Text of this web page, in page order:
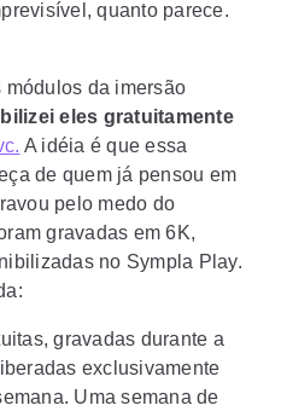
quanto parece.
módulos da imersão
eles gratuitamente
A idéia é que essa
de quem já pensou em
pelo medo do
gravadas em 6K,
no Sympla Play.
gravadas durante a
exclusivamente
Uma semana de